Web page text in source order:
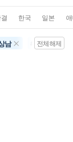
한국 일본
남 공포물
전체해제